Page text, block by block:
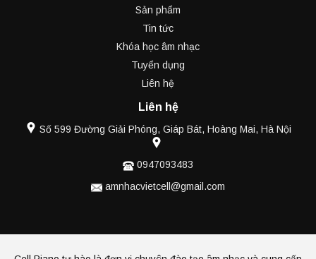
Sản phẩm
Tin tức
Khóa học âm nhạc
Tuyển dụng
Liên hệ
Liên hệ
Số 599 Đường Giải Phóng, Giáp Bát, Hoàng Mai, Hà Nội
0947093483
amnhacvietcell@gmail.com